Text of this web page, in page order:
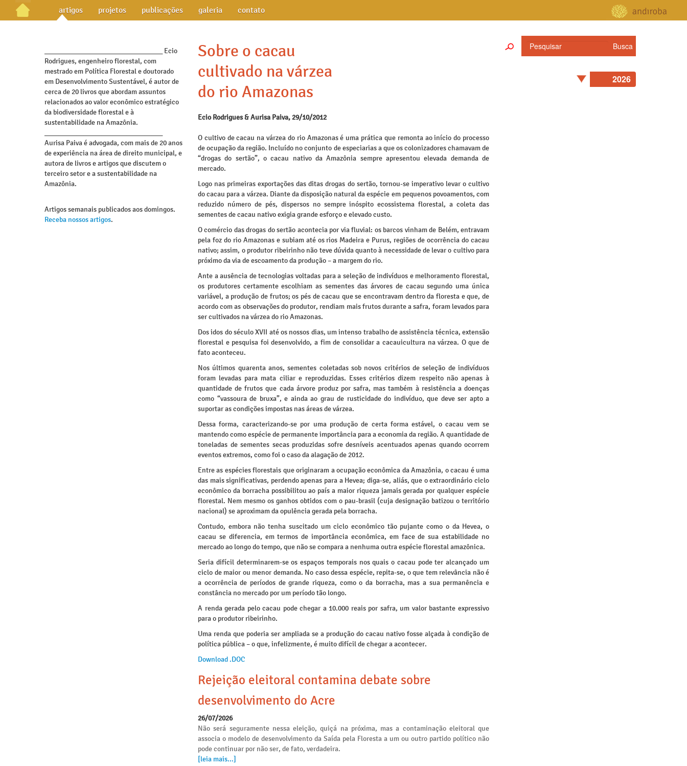
artigos projetos publicações galeria contato
_________________________________ Ecio
Rodrigues, engenheiro florestal, com
mestrado em Política Florestal e doutorado
em Desenvolvimento Sustentável, é autor de
cerca de 20 livros que abordam assuntos
relacionados ao valor econômico estratégico
da biodiversidade florestal e à
sustentabilidade na Amazônia.
Aurisa Paiva é advogada, com mais de 20 anos
de experiência na área de direito municipal, e
autora de livros e artigos que discutem o
terceiro setor e a sustentabilidade na
Amazônia.
Artigos semanais publicados aos domingos.
Receba nossos artigos.
Sobre o cacau
cultivado na várzea
do rio Amazonas
Ecio Rodrigues & Aurisa Paiva, 29/10/2012
O cultivo de cacau na várzea do rio Amazonas é uma prática que remonta ao início do processo
de ocupação da região. Incluído no conjunto de especiarias a que os colonizadores chamavam de
“drogas do sertão”, o cacau nativo da Amazônia sempre apresentou elevada demanda de
mercado.
Logo nas primeiras exportações das ditas drogas do sertão, tornou-se imperativo levar o cultivo
do cacau para a várzea. Diante da disposição natural da espécie em pequenos povoamentos, com
reduzido número de pés, dispersos no sempre inóspito ecossistema florestal, a coleta das
sementes de cacau nativo exigia grande esforço e elevado custo.
O comércio das drogas do sertão acontecia por via fluvial: os barcos vinham de Belém, entravam
pela foz do rio Amazonas e subiam até os rios Madeira e Purus, regiões de ocorrência do cacau
nativo; assim, o produtor ribeirinho não teve dúvida quanto à necessidade de levar o cultivo para
próximo da via de escoamento da produção – a margem do rio.
Ante a ausência de tecnologias voltadas para a seleção de indivíduos e melhoramento florestal,
os produtores certamente escolhiam as sementes das árvores de cacau segundo uma única
variável, a produção de frutos; os pés de cacau que se encontravam dentro da floresta e que, de
acordo com as observações do produtor, rendiam mais frutos durante a safra, foram levados para
ser cultivados na várzea do rio Amazonas.
Dos idos do século XVII até os nossos dias, um intenso trabalho de assistência técnica, extensão
florestal e pesquisa foi desenvolvido, a fim de consolidar a cacauicultura na várzea. O que de
fato aconteceu.
Nos últimos quarenta anos, sementes coletadas sob novos critérios de seleção de indivíduos
foram levadas para mata ciliar e reproduzidas. Esses critérios dizem respeito não apenas à
quantidade de frutos que cada árvore produz por safra, mas também à resistência a doenças
como “vassoura de bruxa”, e ainda ao grau de rusticidade do indivíduo, que deve ser apto a
suportar as condições impostas nas áreas de várzea.
Dessa forma, caracterizando-se por uma produção de certa forma estável, o cacau vem se
mantendo como espécie de permanente importância para a economia da região. A quantidade de
toneladas de sementes secas produzidas sofre desníveis acentuados apenas quando ocorrem
eventos extremos, como foi o caso da alagação de 2012.
Entre as espécies florestais que originaram a ocupação econômica da Amazônia, o cacau é uma
das mais significativas, perdendo apenas para a Hevea; diga-se, aliás, que o extraordinário ciclo
econômico da borracha possibilitou ao país a maior riqueza jamais gerada por qualquer espécie
florestal. Nem mesmo os ganhos obtidos com o pau-brasil (cuja designação batizou o território
nacional) se aproximam da opulência gerada pela borracha.
Contudo, embora não tenha suscitado um ciclo econômico tão pujante como o da Hevea, o
cacau se diferencia, em termos de importância econômica, em face de sua estabilidade no
mercado ao longo do tempo, que não se compara a nenhuma outra espécie florestal amazônica.
Seria difícil determinarem-se os espaços temporais nos quais o cacau pode ter alcançado um
ciclo de maior ou menor demanda. No caso dessa espécie, repita-se, o que tem relevância não é
a ocorrência de períodos de grande riqueza, como o da borracha, mas a sua permanência e
constância no mercado por um período tão longo.
A renda gerada pelo cacau pode chegar a 10.000 reais por safra, um valor bastante expressivo
para o produtor ribeirinho.
Uma renda que poderia ser ampliada se a produção do cacau nativo fosse alçada à condição de
política pública – o que, infelizmente, é muito difícil de chegar a acontecer.
Download .DOC
Rejeição eleitoral contamina debate sobre
desenvolvimento do Acre
26/07/2026
Não será seguramente nessa eleição, quiçá na próxima, mas a contaminação eleitoral que
associa o modelo de desenvolvimento da Saída pela Floresta a um ou outro partido político não
pode continuar por não ser, de fato, verdadeira.
[leia mais...]